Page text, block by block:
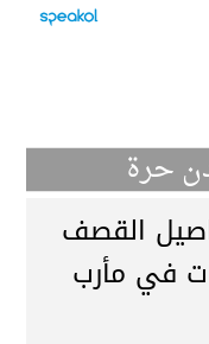
حرة
القصف
في مأرب